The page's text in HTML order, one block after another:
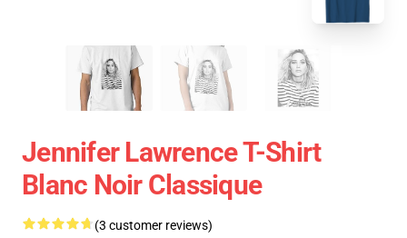
Jennifer Lawrence T-Shirt
Blanc Noir Classique
(3 customer reviews)